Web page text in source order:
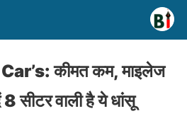
कीमत कम, माइलेज
सीटर वाली है ये धांसू